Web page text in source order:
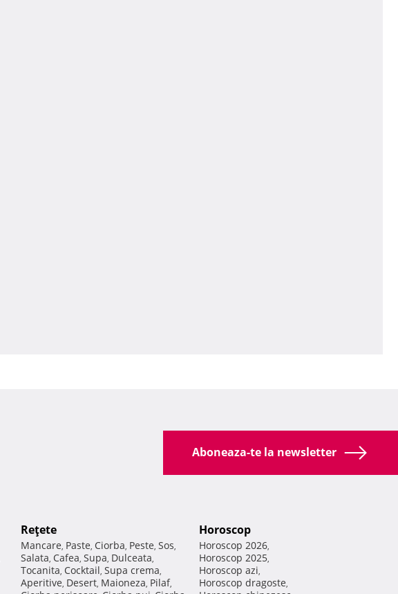
Aboneaza-te la newsletter
Reţete
Mancare, Paste, Ciorba, Peste, Sos,
Salata, Cafea, Supa, Dulceata,
Tocanita, Cocktail, Supa crema,
Aperitive, Desert, Maioneza, Pilaf,
Horoscop
Horoscop 2026,
Horoscop 2025,
Horoscop azi,
Horoscop dragoste,